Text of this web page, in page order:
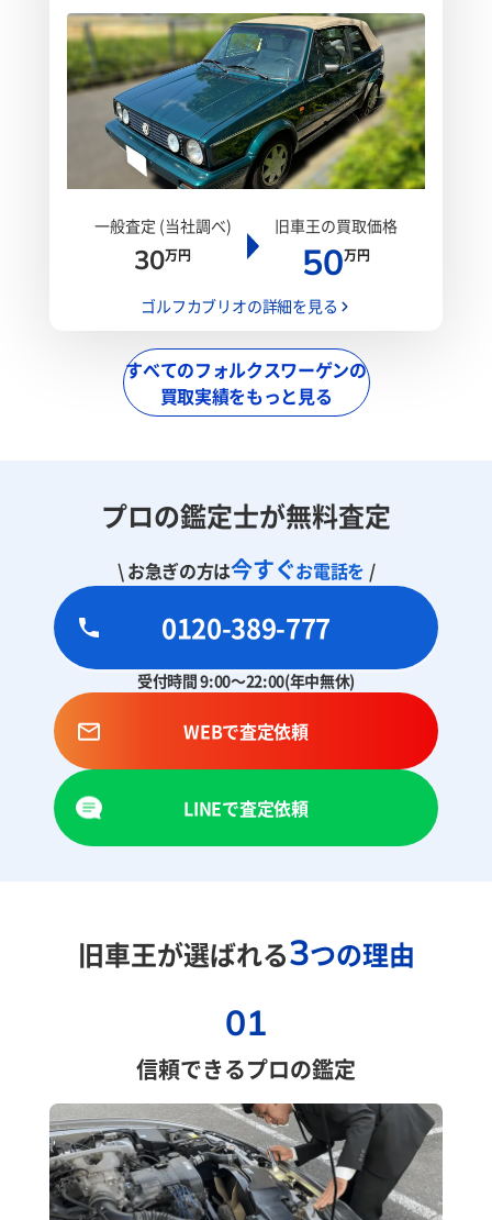
一般査定 (当社調べ)
30万円
旧車王の買取価格
50万円
ゴルフカブリオの詳細を見る
すべてのフォルクスワーゲンの
買取実績をもっと見る
プロの鑑定士が無料査定
\ お急ぎの方は今すぐお電話を /
0120-389-777
受付時間 9:00～22:00(年中無休)
WEBで査定依頼
LINEで査定依頼
旧車王が選ばれる3つの理由
01
信頼できるプロの鑑定